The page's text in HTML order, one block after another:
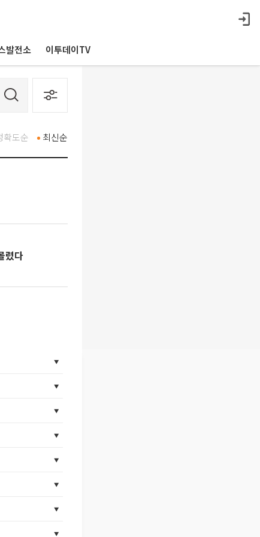
발전소 이투데이TV
최신순
확도순
렸다